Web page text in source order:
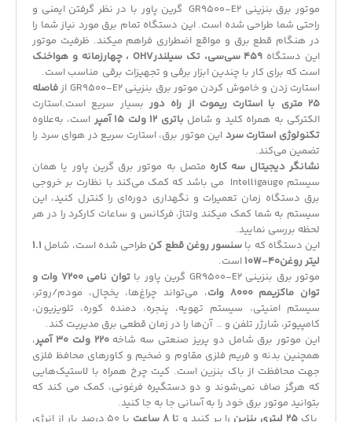
موتور برق بنزینی GR9500-E2 گرین پاور با در نظر گرفتن ایمنی و
راحتی شما طراحی شده است. این دستگاه تمام برق مورد نیاز شما را
در هنگام قطع برق و مواقع اضطراری فراهم میکند. ظرفیت موتور
این دستگاه 459 سی‌سی، تک سیلندرOHV ، چهارزمانه و هواخنک
است که برای کار با چندین ابزار برقی و تجهیزات برقی مناسب است.
استارت زدن و خاموش کردن موتور برق بنزینی GR9500-E2 از
فاصله
25 متری با استارت ریموت از راه دور
بسیار سریع است.استارت
الکترکی به همراه کلید و شامل باتری 12 ولت 15 آمپر
است، به‌علاوه
تکنولوژی استارت سرد این موتور برق، استارت سریع در هوای سرد را
تضمین می‌کند.
نشانگر دیجیتال سه کاره متصل به موتور برق گرین پاور یا همان
سیستم Intelligauge می باشد که کمک می‌کند با نظارت بر خروجی
برق دستگاه زمان تعمیرات و نگهداری دوره‌ای را کنترل کنید، این
سیستم به شما کمک میکند ولتاژ، فرکانس و ساعات کارکرد را در هر
لحظه بررسی نمایید.
این دستگاه که با سنسور روغن قطع کن طراحی شده است، شامل 1.1
لیتر روغن10W-40
است.
موتور برق بنزینی GR9500-E2 گرین پاور با
توان نامی 7200 وات و
توان ماکزیمم 8000 وات
، می‌تواند چراغ‌ها، یخچال، مودم/روتر،
سیستم امنیتی، سیستم تهویه، پنجره، دمنده کوره، تلویزیون،
کامپیوتر، شارژر تلفن و … آن‌ها را در زمان قطعی برق مدیریت کند.
این موتور برق شامل دو پریز صنعتی سه شاخه220 ولت 30 آمپر
،
همچنین بدنه و فریم فلزی مقاوم و ضخیم و کاورهای محافظ فلزی
جهت محافظت از باک بنزین است. کیت چرخ همراه با لاستیک‌هایی
که هرگز صاف نمی‌شوند و دو دستگیره فرغونی، کمک می کند که
بتوانید موتور برق خود را به آسانی جا به جا کنید.
باک 25 لیتری بنزین را پر کنید و تا 8 ساعت با 50 درصد بار از انرژی